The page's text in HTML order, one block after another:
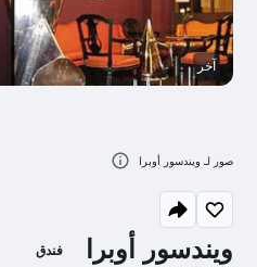
ويندسور أوبرا فندق
آخر
صور لـ ويندسور أوبرا